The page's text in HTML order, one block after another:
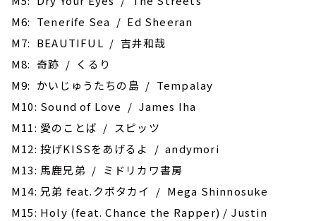
M6: Tenerife Sea / Ed Sheeran
M7: BEAUTIFUL / 吉井和哉
M8: 奇跡 / くるり
M9: かいじゅうたちの島 / Tempalay
M10: Sound of Love / James Iha
M11: 愛のことば / スピッツ
M12: 投げKISSをあげるよ / andymori
M13: 馬鹿兄弟 / ミドリカワ書房
M14: 兄弟 feat.クボタカイ / Mega Shinnosuke
M15: Holy (feat. Chance the Rapper) / Justin